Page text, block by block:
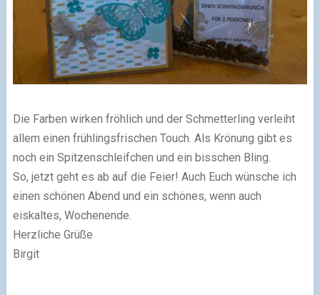
Die Farben wirken fröhlich und der Schmetterling verleiht
allem einen frühlingsfrischen Touch. Als Krönung gibt es
noch ein Spitzenschleifchen und ein bisschen Bling.
So, jetzt geht es ab auf die Feier! Auch Euch wünsche ich
einen schönen Abend und ein schönes, wenn auch
eiskaltes, Wochenende.
Herzliche Grüße
Birgit